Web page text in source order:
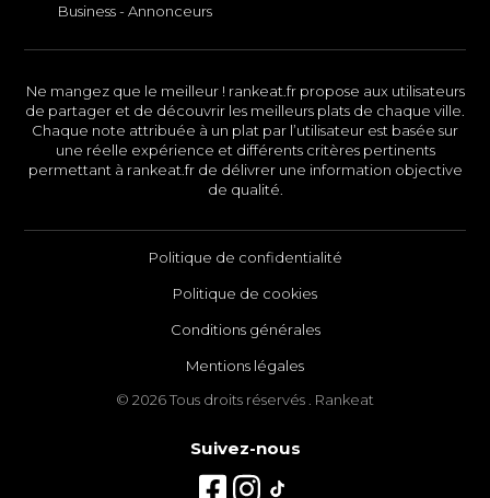
Business - Annonceurs
Ne mangez que le meilleur ! rankeat.fr propose aux utilisateurs
de partager et de découvrir les meilleurs plats de chaque ville.
Chaque note attribuée à un plat par l’utilisateur est basée sur
une réelle expérience et différents critères pertinents
permettant à rankeat.fr de délivrer une information objective
de qualité.
Politique de confidentialité
Politique de cookies
Conditions générales
Mentions légales
© 2026 Tous droits réservés . Rankeat
Suivez-nous